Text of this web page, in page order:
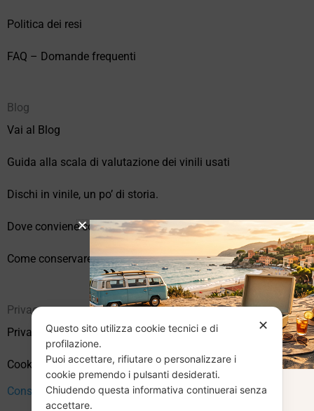
Politica dei resi
FAQ – Domande frequenti
Blog
Vai al Blog
Guida alla scala di valutazione dei vinili usati
Dischi in vinile, un po’ di storia.
Dove conviene comprare vinili online?
Come conservare correttamente i vinili usati
Privacy
Privacy Policy
Cookie Policy (UE)
Consenso
✕
Questo sito utilizza cookie tecnici e di
profilazione.
Puoi accettare, rifiutare o personalizzare i
cookie premendo i pulsanti desiderati.
Chiudendo questa informativa continuerai senza
accettare.